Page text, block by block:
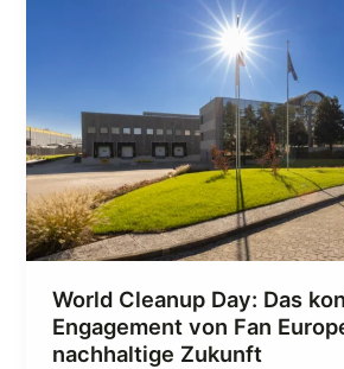
World Cleanup Day: Das
Engagement von Fan
nachhaltige Zukunft